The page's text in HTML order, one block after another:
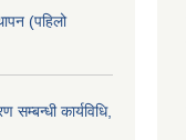
(पहिलो
सम्बन्धी कार्यविधि,